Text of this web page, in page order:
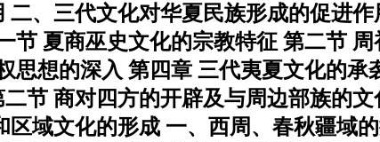
、三代文化对华夏民族形成的促进
节 夏商巫史文化的宗教特征 第二节
想的深入 第四章 三代夷夏文化的承
节 商对四方的开辟及与周边部族的
域文化的形成 一、西周、春秋疆域